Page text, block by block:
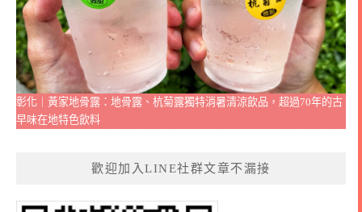
彰化｜黃家地骨露：地骨露、杭菊露獨特消暑清涼飲品，超過70年的古
早味在地特色飲料
歡迎加入LINE社群文章不漏接